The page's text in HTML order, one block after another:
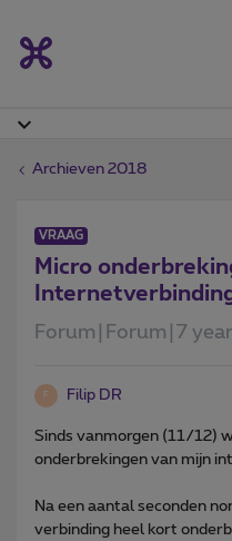
Archieven 2018
VRAAG
Micro
Forum|Forum|7
F Filip DR
Sinds vanmorgen (11/12)
onderbrekingen van mijn
Na een aantal seconden
verbinding heel kort